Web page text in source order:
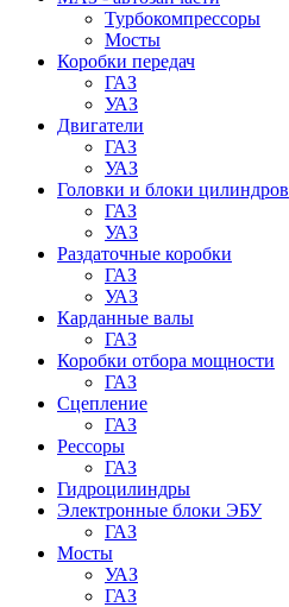
Турбокомпрессоры
Мосты
Коробки передач
ГАЗ
УАЗ
Двигатели
ГАЗ
УАЗ
Головки и блоки цилиндров
ГАЗ
УАЗ
Раздаточные коробки
ГАЗ
УАЗ
Карданные валы
ГАЗ
Коробки отбора мощности
ГАЗ
Сцепление
ГАЗ
Рессоры
ГАЗ
Гидроцилиндры
Электронные блоки ЭБУ
ГАЗ
Мосты
УАЗ
ГАЗ